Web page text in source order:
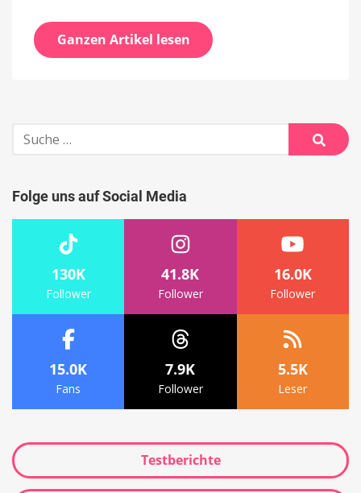
Ganzen Artikel lesen
Suche
nach:
Suche
Folge uns auf Social Media
130K
Follower
41.8K
Follower
16.0K
Follower
15.0K
Fans
7.9K
Follower
5.5K
Leser
Testberichte